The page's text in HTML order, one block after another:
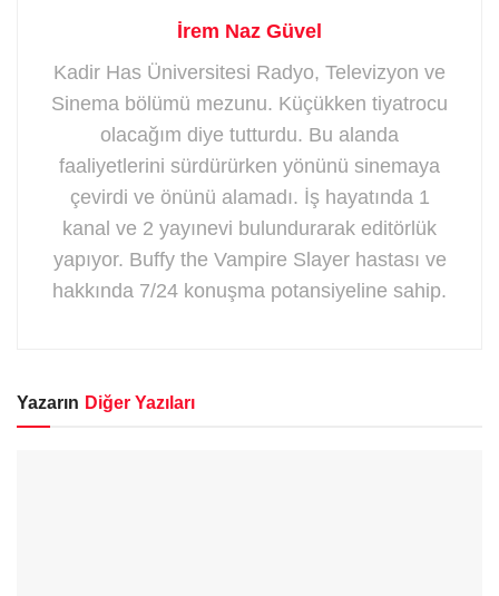
İrem Naz Güvel
Kadir Has Üniversitesi Radyo, Televizyon ve
Sinema bölümü mezunu. Küçükken tiyatrocu
olacağım diye tutturdu. Bu alanda
faaliyetlerini sürdürürken yönünü sinemaya
çevirdi ve önünü alamadı. İş hayatında 1
kanal ve 2 yayınevi bulundurarak editörlük
yapıyor. Buffy the Vampire Slayer hastası ve
hakkında 7/24 konuşma potansiyeline sahip.
Yazarın Diğer Yazıları